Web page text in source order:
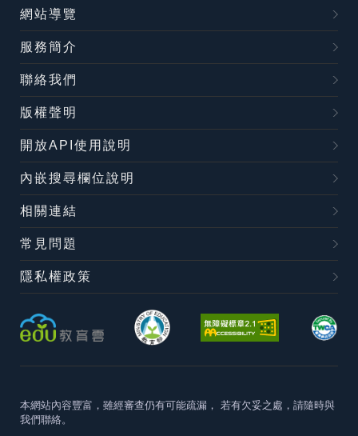
網站導覽
服務簡介
聯絡我們
版權聲明
開放API使用說明
內嵌搜尋欄位說明
相關連結
常見問題
隱私權政策
本網站內容豐富，雖經審查仍有可能疏漏， 若有欠妥之處，請隨時與
我們聯絡。